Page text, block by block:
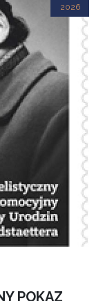
2026
POKAZ